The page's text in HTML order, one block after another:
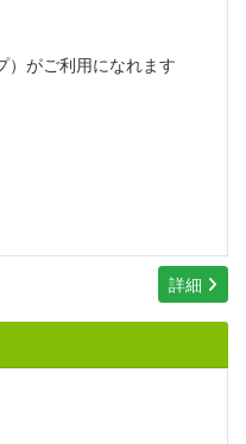
）がご利用になれます
詳細